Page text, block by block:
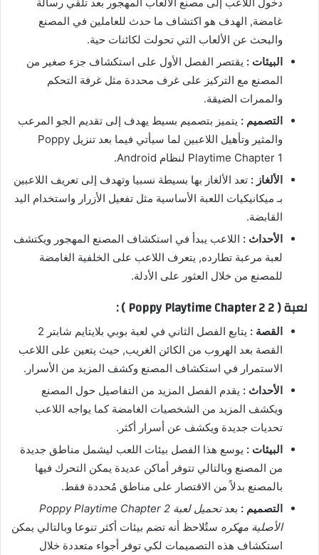
غامضة, الهدف هو اكتشاف ما حدث للعاملين في المصنع
والبحث عن الألعاب التي تحولت لكائنات حية.
البيئات : يقتصر الفصل الأول على استكشاف جزء صغير من
المصنع مع التركيز على غرف محددة مثل غرفة التحكم
والممرات الضيقة.
التصميم : يتميز بتصميم بسيط يهدف إلى تقديم الجو المرعب
والمثير وتأهيل اللاعبين لما سيأتي فيما بعد تنزيل Poppy
Playtime Chapter 1 لنظام Android.
الألغاز : تعد الألغاز بها بسيطة نسبيا وتهدف إلى تعريف اللاعبين
بـ ميكانيكيات اللعبة الأساسية مثل تفعيل الأزرار واستخدام اليد
القابضة.
الأحداث : اللاعب يبدأ في استكشاف المصنع المهجور ويكتشف
لعبة مرعبة تطارده, يتعرف اللاعب على الخلفية الغامضة
للمصنع من خلال العثور على الأدلة.
لعبة ( Poppy Playtime Chapter 2 2 ) :
القصة :
يتابع الفصل الثاني في لعبة بوبي بلايتايم شابتر 2
القصة بعد الهروب من الكائن الغريب, حيث يتعين على اللاعب
الاستمرار في استكشاف المصنع وكشف المزيد من الأسرار.
الأحداث : يقدم الفصل المزيد من التفاصيل حول المصنع
ويكشف المزيد من الشخصيات الغامضة كما يواجه اللاعب
تحديات جديدة ويكشف عن أسرار أكثر.
البيئات : يوسع هذا الفصل بيئات اللعب ليشمل مناطق جديدة
من المصنع وبالتالي تتوفر أماكن عديدة يمكن التحرك فيها
بالمصنع بدلاً من الاقتصار على مناطق مُحددة فقط.
التصميم : بعد
تحميل لعبة Poppy Playtime Chapter 2
الأصلية مهكره ستٌلاحظ أنه تضم بيئات أكثر تنوعا وبالتالي يمكن
استكشاف هذه التصميمات لكي توفر أجواء متعددة خلال